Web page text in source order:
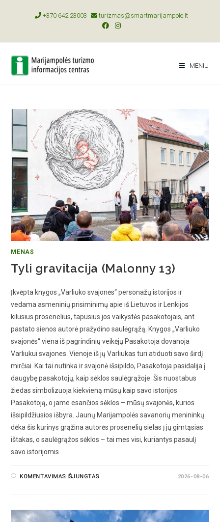
+370 642 23003 turizmas@smartmarijampole.lt
MENIU
MENAS
Tyli gravitacija (Malonny 13)
Įkvėpta knygos „Varliuko svajonės“ personažų istorijos ir
vedama asmeninių prisiminimų apie iš Lietuvos ir Lenkijos
kilusius prosenelius, tapusius jos vaikystės pasakotojais, ant
pastato sienos autorė pražydino saulėgrąžą. Knygos „Varliuko
svajonės“ viena iš pagrindinių veikėjų Pasakotoja dovanoja
Varliukui svajones. Vienoje iš jų Varliukas turi atiduoti savo širdį
mirčiai. Kai tai nutinka ir svajonė išsipildo, Pasakotoja pasidalija į
daugybę pasakotojų, kaip sėklos saulėgrąžoje. Šis nuostabus
žiedas simbolizuoja kiekvieną mūsų kaip savo istorijos
Pasakotoją, o jame esančios sėklos – mūsų svajonės, kurios
išsipildžiusios išbyra. Jaunų Marijampolės savanorių menininkų
dėka šis kūrinys grąžina autorės prosenelių sielas į jų gimtąsias
ištakas, o saulėgrąžos sėklos – tai mes visi, kuriantys pasaulį
savo istorijomis.
KOMENTAVIMAS IŠJUNGTAS 2026-08-06